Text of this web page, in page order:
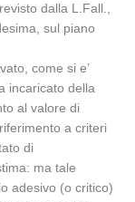
dalla L.Fall.,
sul piano
come si e’
incaricato della
al valore di
a criteri
di
ma tale
adesivo (o critico)